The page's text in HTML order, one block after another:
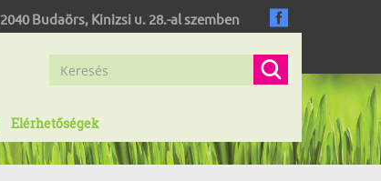
2040 Budaörs, Kinizsi u. 28.-al szemben
Elérhetőségek